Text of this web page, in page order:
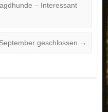
– Interessant
geschlossen →